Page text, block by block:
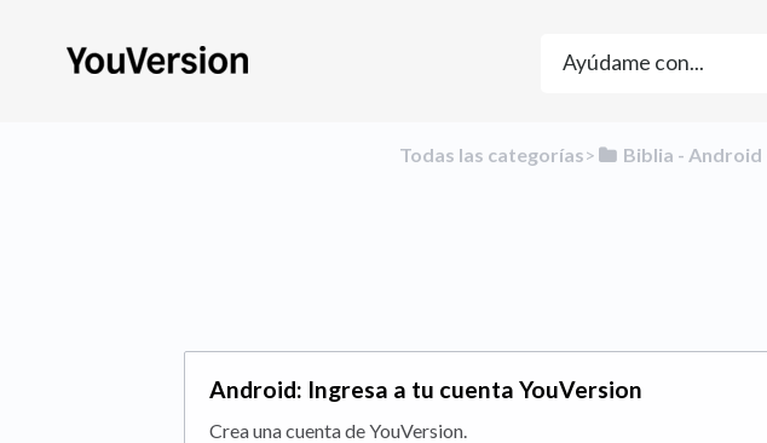
Todas las categorías​>​ ​Biblia - Android
Android: Ingresa a tu cuenta YouVersion
Crea una cuenta de YouVersion.